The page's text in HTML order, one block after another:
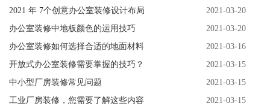
2021 年 7个创意办公室装修设计布局
2021-03-20
办公室装修中地板颜色的运用技巧
2021-03-20
办公室装修如何选择合适的地面材料
2021-03-16
开放式办公室装修需要掌握的技巧？
2021-03-15
中小型厂房装修常见问题
2021-03-15
工业厂房装修，您需要了解这些内容
2021-03-15